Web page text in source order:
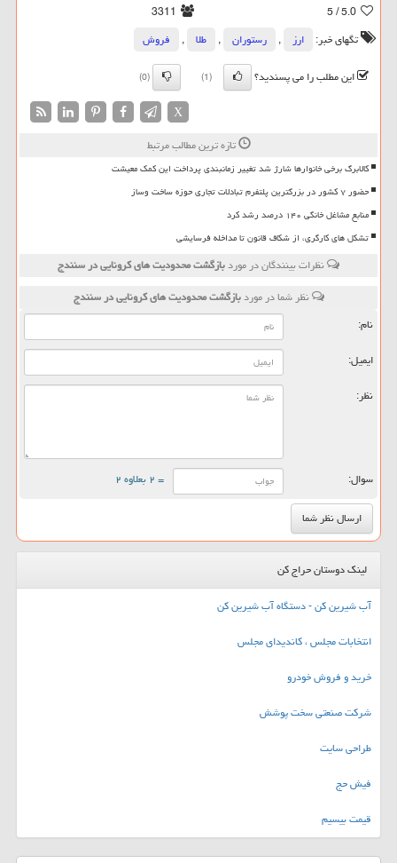
5.0
/ 5
3311
تگهای خبر:
ارز , رستوران , طلا ,
فروش
این مطلب را می پسندید؟
(1)
(0)
X
تازه ترین مطالب مرتبط
کالابرگ برخی خانوارها شارژ شد تغییر زمانبندی پرداخت این کمک معیشت
حضور ۷ کشور در بزرگترین پلتفرم تبادلات تجاری حوزه ساخت وساز
منابع مشاغل خانگی ۱۴۰ درصد رشد کرد
تشکل های کارگری، از شکاف قانون تا مداخله فرسایشی
نظرات بینندگان در موردبازگشت محدودیت های كرونایی در سنندج
نظر شما در موردبازگشت محدودیت های كرونایی در سنندج
نام:
ایمیل:
نظر:
سوال: = ۲ بعلاوه ۲
لینک دوستان حراج کن
آب شیرین کن - دستگاه آب شیرین کن
انتخابات مجلس ، کاندیدای مجلس
خرید و فروش خودرو
شرکت صنعتی سخت پوشش
طراحی سایت
فیش حج
قیمت بیسیم